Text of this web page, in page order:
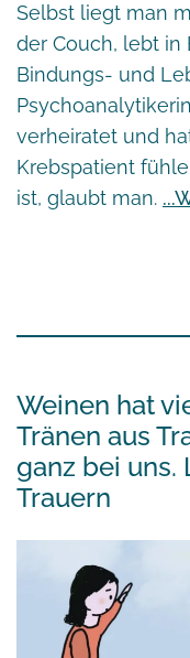
Selbst liegt man
der Couch, lebt in
Bindungs- und
verheiratet und
Krebspatient
ist, glaubt man.
Weinen hat
Tränen aus
ganz bei uns.
Trauern